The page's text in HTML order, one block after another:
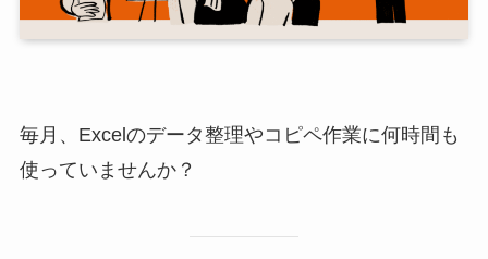
毎月、Excelのデータ整理やコピペ作業に何時間も
使っていませんか？